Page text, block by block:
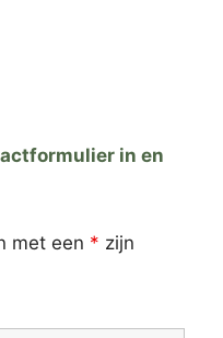
in en
met een * zijn